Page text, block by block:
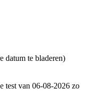
datum te bladeren)
test van 06-08-2026 zo